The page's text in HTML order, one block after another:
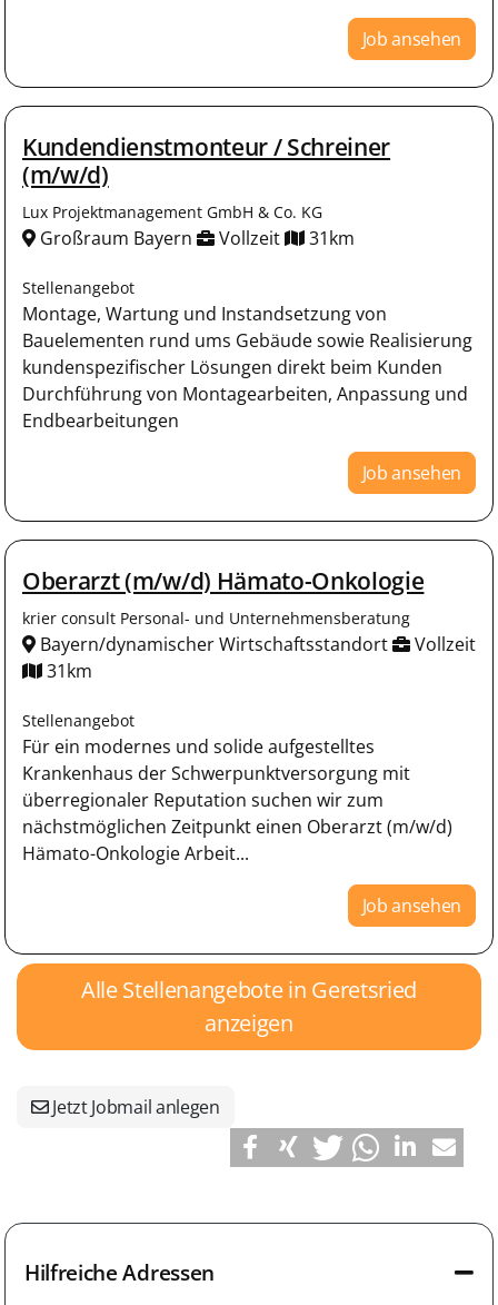
Job ansehen
Kundendienstmonteur / Schreiner
(m/w/d)
Lux Projektmanagement GmbH & Co. KG
Großraum Bayern Vollzeit 31km
Stellenangebot
Montage, Wartung und Instandsetzung von
Bauelementen rund ums Gebäude sowie Realisierung
kundenspezifischer Lösungen direkt beim Kunden
Durchführung von Montagearbeiten, Anpassung und
Endbearbeitungen
Job ansehen
Oberarzt (m/w/d) Hämato-Onkologie
krier consult Personal- und Unternehmensberatung
Bayern/dynamischer Wirtschaftsstandort
Vollzeit
31km
Stellenangebot
Für ein modernes und solide aufgestelltes
Krankenhaus der Schwerpunktversorgung mit
überregionaler Reputation suchen wir zum
nächstmöglichen Zeitpunkt einen Oberarzt (m/w/d)
Hämato-Onkologie Arbeit...
Job ansehen
Alle Stellenangebote in Geretsried
anzeigen
Jetzt Jobmail anlegen
Hilfreiche Adressen